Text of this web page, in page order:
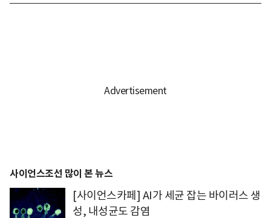
사이언스조선 많이 본 뉴스
[사이언스카페] AI가 세균 잡는 바이러스 생
성, 내성균도 감염